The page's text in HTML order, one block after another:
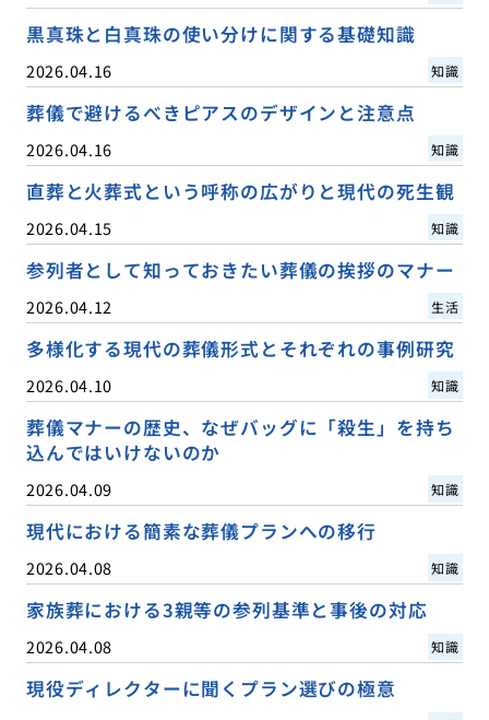
黒真珠と白真珠の使い分けに関する基礎知識
2026.04.16 知識
葬儀で避けるべきピアスのデザインと注意点
2026.04.16 知識
直葬と火葬式という呼称の広がりと現代の死生観
2026.04.15 知識
参列者として知っておきたい葬儀の挨拶のマナー
2026.04.12 生活
多様化する現代の葬儀形式とそれぞれの事例研究
2026.04.10 知識
葬儀マナーの歴史、なぜバッグに「殺生」を持ち
込んではいけないのか
2026.04.09 知識
現代における簡素な葬儀プランへの移行
2026.04.08 知識
家族葬における3親等の参列基準と事後の対応
2026.04.08 知識
現役ディレクターに聞くプラン選びの極意